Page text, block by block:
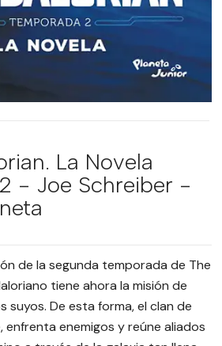
La Novela
- Joe Schreiber -
de la segunda temporada de The
tiene ahora la misión de
suyos. De esta forma, el clan de
enfrenta enemigos y reúne aliados